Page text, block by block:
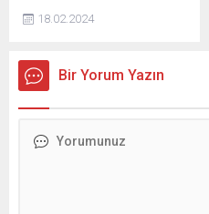
6 yıllık mücadele.. Kaçırılan
anlama geliyor? Adnan
Oktar cezaevinden nasıl
yapılanıyor? Tarikattan
18.02.2024
Bir Yorum Yazın